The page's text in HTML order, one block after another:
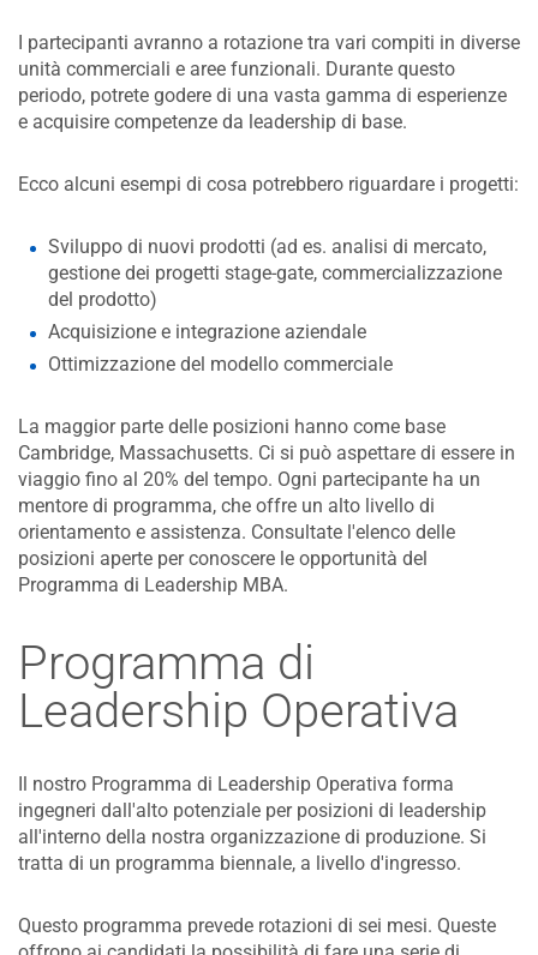
I partecipanti avranno a rotazione tra vari compiti in diverse
unità commerciali e aree funzionali. Durante questo
periodo, potrete godere di una vasta gamma di esperienze
e acquisire competenze da leadership di base.
Ecco alcuni esempi di cosa potrebbero riguardare i progetti:
Sviluppo di nuovi prodotti (ad es. analisi di mercato,
gestione dei progetti stage-gate, commercializzazione
del prodotto)
Acquisizione e integrazione aziendale
Ottimizzazione del modello commerciale
La maggior parte delle posizioni hanno come base
Cambridge, Massachusetts. Ci si può aspettare di essere in
viaggio fino al 20% del tempo. Ogni partecipante ha un
mentore di programma, che offre un alto livello di
orientamento e assistenza. Consultate l'elenco delle
posizioni aperte per conoscere le opportunità del
Programma di Leadership MBA.
Programma di
Leadership Operativa
Il nostro Programma di Leadership Operativa forma
ingegneri dall'alto potenziale per posizioni di leadership
all'interno della nostra organizzazione di produzione. Si
tratta di un programma biennale, a livello d'ingresso.
Questo programma prevede rotazioni di sei mesi. Queste